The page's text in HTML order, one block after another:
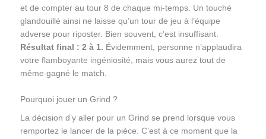
et de compterau tour 8 de chaque mi-temps. Un touché
glandouillé ainsi ne laisse qu’un tour de jeu à l’équipe
adverse pour riposter. Bien souvent, c’est insuffisant.
Résultat final : 2 à 1. Évidemment, personne n’applaudira
votre flamboyante ingéniosité , mais vous aurez tout de
même gagné le match.
Pourquoi jouer un Grind ?
La décision d’y aller pour un Grind se prend lorsque vous
remportez le lancer de la pièce. C’est à ce moment que la